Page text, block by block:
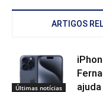
ARTIGOS
Últimas notícias